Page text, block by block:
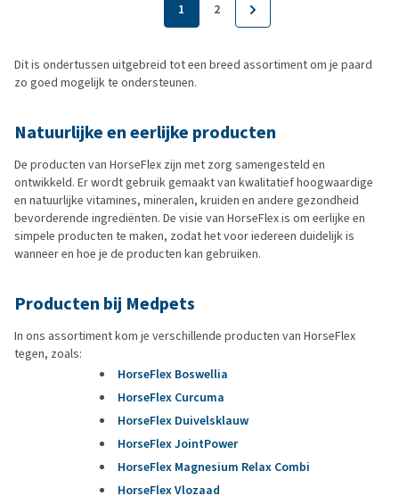
1 2
Dit is ondertussen uitgebreid tot een breed assortiment om je paard
zo goed mogelijk te ondersteunen.
Natuurlijke en eerlijke producten
De producten van HorseFlex zijn met zorg samengesteld en
ontwikkeld. Er wordt gebruik gemaakt van kwalitatief hoogwaardige
en natuurlijke vitamines, mineralen, kruiden en andere gezondheid
bevorderende ingrediënten. De visie van HorseFlex is om eerlijke en
simpele producten te maken, zodat het voor iedereen duidelijk is
wanneer en hoe je de producten kan gebruiken.
Producten bij Medpets
In ons assortiment kom je verschillende producten van HorseFlex
tegen, zoals:
HorseFlex Boswellia
HorseFlex Curcuma
HorseFlex Duivelsklauw
HorseFlex JointPower
HorseFlex Magnesium Relax Combi
HorseFlex Vlozaad